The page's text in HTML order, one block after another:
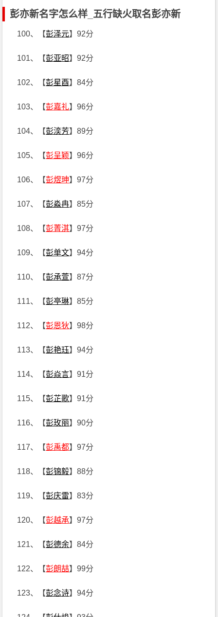
彭亦新名字怎么样_五行缺火取名彭亦新
100、【彭泽元】92分
101、【彭亚昭】92分
102、【彭星酉】84分
103、【彭嘉礼】96分
104、【彭湙芳】89分
105、【彭呈颖】96分
106、【彭煜珅】97分
107、【彭淼冉】85分
108、【彭菁淇】97分
109、【彭单文】94分
110、【彭承萱】87分
111、【彭亭琳】85分
112、【彭恩狄】98分
113、【彭艳珏】94分
114、【彭焱言】91分
115、【彭芷歌】91分
116、【彭玫丽】90分
117、【彭禹都】97分
118、【彭锦毅】88分
119、【彭庆雷】83分
120、【彭越承】97分
121、【彭德余】84分
122、【彭朗喆】99分
123、【彭念诗】94分